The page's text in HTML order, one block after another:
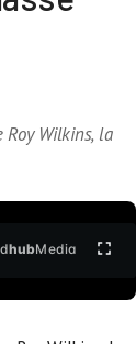
Wilkins, la
hubMedia